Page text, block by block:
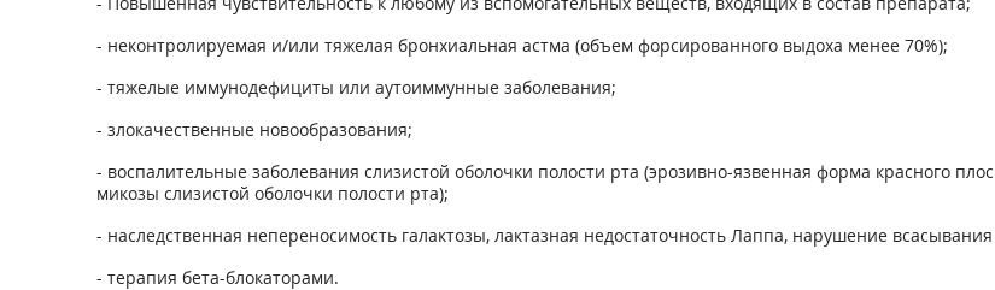
- неконтролируемая и/или тяжелая бронхиальная астма (объем форсированного выдоха менее 70%);
- тяжелые иммунодефициты или аутоиммунные заболевания;
- злокачественные новообразования;
- воспалительные заболевания слизистой оболочки полости рта (эрозивно-язвенная форма красного
микозы слизистой оболочки полости рта);
- наследственная непереносимость галактозы, лактазная недостаточность Лаппа, нарушение
- терапия бета-блокаторами.